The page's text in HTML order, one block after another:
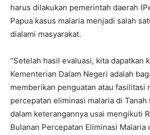
harus dilakukan pemerintah daerah
Papua kasus malaria menjadi salah
dialami masyarakat.
“Setelah hasil evaluasi, kita dapatkan
Kementerian Dalam Negeri adalah
memberikan penguatan atau fasilitasi
percepatan eliminasi malaria di Tanah
dalam keterangannya usai mengikuti
Bulanan Percepatan Eliminasi Malaria